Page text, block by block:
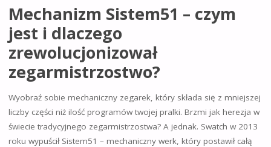
Mechanizm Sistem51 – czym
jest i dlaczego
zrewolucjonizował
zegarmistrzostwo?
Wyobraź sobie mechaniczny zegarek, który składa się z mniejszej
liczby części niż ilość programów twojej pralki. Brzmi jak herezja w
świecie tradycyjnego zegarmistrzostwa? A jednak. Swatch w 2013
roku wypuścił Sistem51 – mechaniczny werk, który postawił całą